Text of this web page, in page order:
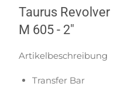
Taurus Revolver
M 605 - 2"
Artikelbeschreibung
Transfer Bar